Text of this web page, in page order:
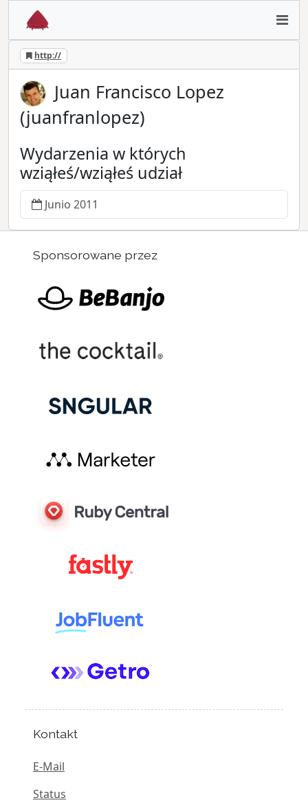
http://
Juan Francisco Lopez
(juanfranlopez)
Wydarzenia w których
wziąłeś/wziąłeś udział
Junio 2011
Sponsorowane przez
Kontakt
E-Mail
Status